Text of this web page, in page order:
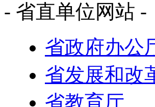
- 省直单位网站 -
省政府办公
省发展和改
省教育厅